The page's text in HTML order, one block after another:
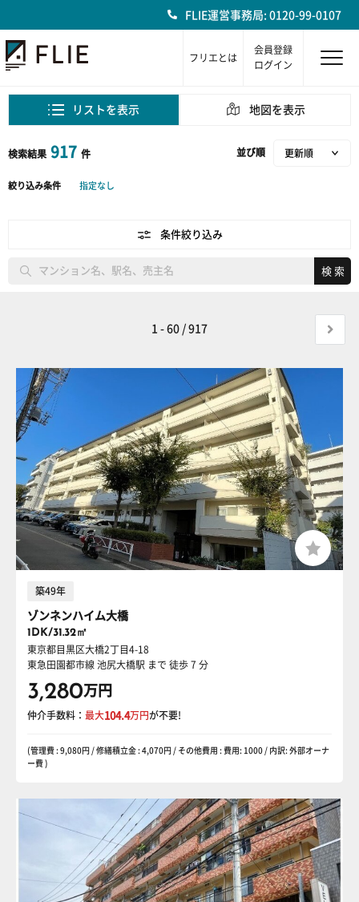
FLIE運営事務局: 0120-99-0107
フリエとは
会員登録
ログイン
リストを表示 地図を表示
検索結果 917 件 並び順
絞り込み条件 指定なし
条件絞り込み
1 - 60 / 917
築49年
ゾンネンハイム大橋
1DK/31.32㎡
東京都目黒区大橋2丁目4-18
東急田園都市線 池尻大橋駅 まで 徒歩 7 分
3,280万円
仲介手数料： 最大104.4万円が不要!
(管理費 : 9,080円 / 修繕積立金 : 4,070円 / その他費用 : 費用: 1000 / 内訳: 外部オーナ
ー費 )